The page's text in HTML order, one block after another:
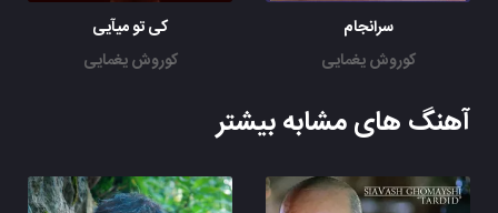
سرانجام
کوروش یغمایی
کی تو میآیی
کوروش یغمایی
آهنگ های مشابه بیشتر